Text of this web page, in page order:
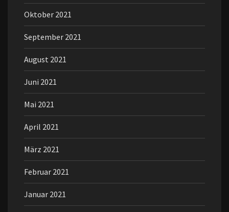
Oktober 2021
September 2021
August 2021
Juni 2021
Mai 2021
April 2021
März 2021
Februar 2021
Januar 2021